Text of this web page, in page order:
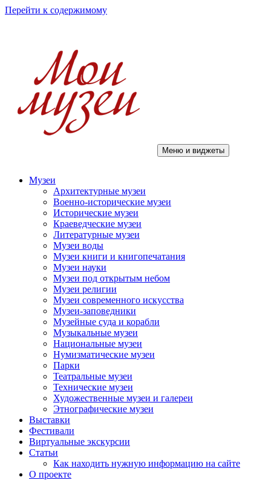
Перейти к содержимому
Меню и виджеты
Музеи
Архитектурные музеи
Военно-исторические музеи
Исторические музеи
Краеведческие музеи
Литературные музеи
Музеи воды
Музеи книги и книгопечатания
Музеи науки
Музеи под открытым небом
Музеи религии
Музеи современного искусства
Музеи-заповедники
Музейные суда и корабли
Музыкальные музеи
Национальные музеи
Нумизматические музеи
Парки
Театральные музеи
Технические музеи
Художественные музеи и галереи
Этнографические музеи
Выставки
Фестивали
Виртуальные экскурсии
Статьи
Как находить нужную информацию на сайте
О проекте